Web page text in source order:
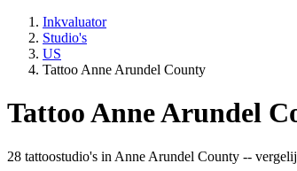
Inkvaluator
Studio's
US
Tattoo Anne Arundel County
Tattoo Anne Arundel
28 tattoostudio's in Anne Arundel County --